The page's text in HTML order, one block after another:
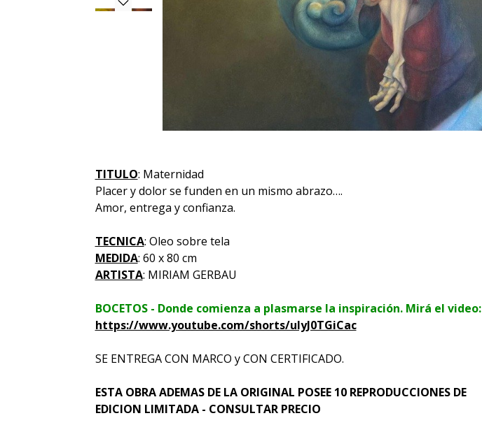
TITULO: Maternidad
Placer y dolor se funden en un mismo abrazo….
Amor, entrega y confianza.
TECNICA: Oleo sobre tela
MEDIDA: 60 x 80 cm
ARTISTA: MIRIAM GERBAU
BOCETOS - Donde comienza a plasmarse la inspiración. Mirá el video:
https://www.youtube.com/shorts/ulyJ0TGiCac
SE ENTREGA CON MARCO y CON CERTIFICADO.
ESTA OBRA ADEMAS DE LA ORIGINAL POSEE 10 REPRODUCCIONES DE
EDICION LIMITADA - CONSULTAR PRECIO